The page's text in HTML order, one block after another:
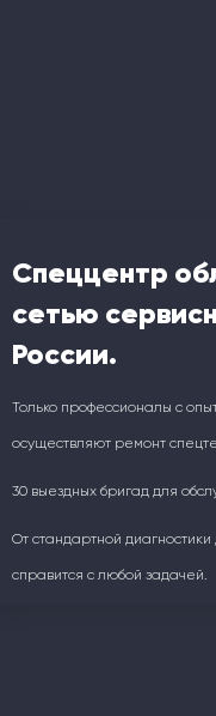
Спеццентр
сетью
России.
Только профессионалы с
осуществляют ремонт
30 выездных бригад для
От стандартной
справится с любой задачей.